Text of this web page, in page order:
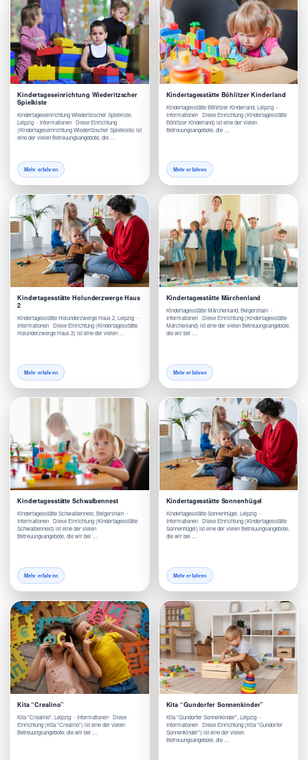
Kindertageseinrichtung Wiederitzscher
Spielkiste
Kindertageseinrichtung Wiederitzscher Spielkiste,
Leipzig - Informationen Diese Einrichtung
(Kindertageseinrichtung Wiederitzscher Spielkiste) ist
eine der vielen Betreuungsangebote, die …
Mehr erfahren
Kindertagesstätte Böhlitzer Kinderland
Kindertagesstätte Böhlitzer Kinderland, Leipzig -
Informationen Diese Einrichtung (Kindertagesstätte
Böhlitzer Kinderland) ist eine der vielen
Betreuungsangebote, die …
Mehr erfahren
Kindertagesstätte Holunderzwerge Haus
2
Kindertagesstätte Holunderzwerge Haus 2, Leipzig -
Informationen Diese Einrichtung (Kindertagesstätte
Holunderzwerge Haus 2) ist eine der vielen …
Mehr erfahren
Kindertagesstätte Märchenland
Kindertagesstätte Märchenland, Belgershain -
Informationen Diese Einrichtung (Kindertagesstätte
Märchenland) ist eine der vielen Betreuungsangebote,
die wir bei …
Mehr erfahren
Kindertagesstätte Schwalbennest
Kindertagesstätte Schwalbennest, Belgershain -
Informationen Diese Einrichtung (Kindertagesstätte
Schwalbennest) ist eine der vielen
Betreuungsangebote, die wir bei …
Mehr erfahren
Kindertagesstätte Sonnenhügel
Kindertagesstätte Sonnenhügel, Leipzig -
Informationen Diese Einrichtung (Kindertagesstätte
Sonnenhügel) ist eine der vielen Betreuungsangebote,
die wir bei …
Mehr erfahren
Kita “Crealino”
Kita "Crealino", Leipzig - Informationen Diese
Einrichtung (Kita "Crealino") ist eine der vielen
Betreuungsangebote, die wir bei …
Kita “Gundorfer Sonnenkinder”
Kita "Gundorfer Sonnenkinder", Leipzig -
Informationen Diese Einrichtung (Kita "Gundorfer
Sonnenkinder") ist eine der vielen
Betreuungsangebote, die …